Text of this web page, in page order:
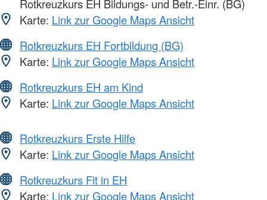
Rotkreuzkurs EH Bildungs- und Betr.-Einr. (BG)
Karte: Link zur Google Maps Ansicht
Rotkreuzkurs EH Fortbildung (BG)
Karte: Link zur Google Maps Ansicht
Rotkreuzkurs EH am Kind
Karte: Link zur Google Maps Ansicht
Rotkreuzkurs Erste Hilfe
Karte: Link zur Google Maps Ansicht
Rotkreuzkurs Fit in EH
Karte: Link zur Google Maps Ansicht